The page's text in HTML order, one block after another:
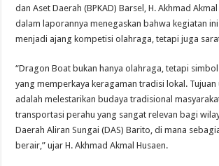
dan Aset Daerah (BPKAD) Barsel, H. Akhmad Akmal
dalam laporannya menegaskan bahwa kegiatan
menjadi ajang kompetisi olahraga, tetapi juga
“Dragon Boat bukan hanya olahraga, tetapi
yang memperkaya keragaman tradisi lokal. Tujuan
adalah melestarikan budaya tradisional
transportasi perahu yang sangat relevan bagi
Daerah Aliran Sungai (DAS) Barito, di mana
berair,” ujar H. Akhmad Akmal Husaen.